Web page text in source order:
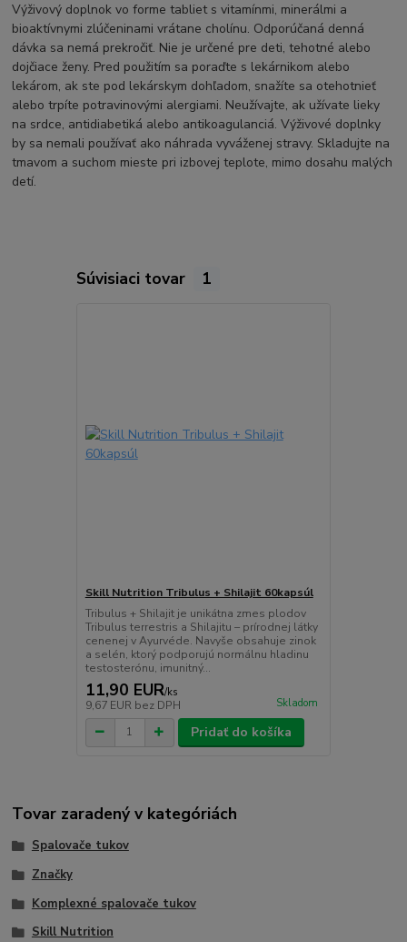
Výživový doplnok vo forme tabliet s vitamínmi, minerálmi a
bioaktívnymi zlúčeninami vrátane cholínu. Odporúčaná denná
dávka sa nemá prekročiť. Nie je určené pre deti, tehotné alebo
dojčiace ženy. Pred použitím sa poraďte s lekárnikom alebo
lekárom, ak ste pod lekárskym dohľadom, snažíte sa otehotnieť
alebo trpíte potravinovými alergiami. Neužívajte, ak užívate lieky
na srdce, antidiabetiká alebo antikoagulanciá. Výživové doplnky
by sa nemali používať ako náhrada vyváženej stravy. Skladujte na
tmavom a suchom mieste pri izbovej teplote, mimo dosahu malých
detí.
Súvisiaci tovar 1
Skill Nutrition Tribulus + Shilajit 60kapsúl
Tribulus + Shilajit je unikátna zmes plodov
Tribulus terrestris a Shilajitu – prírodnej látky
cenenej v Ayurvéde. Navyše obsahuje zinok
a selén, ktorý podporujú normálnu hladinu
testosterónu, imunitný...
11,90 EUR/ks
9,67 EUR bez DPH Skladom
Pridať do košíka
Tovar zaradený v kategóriách
Spalovače tukov
Značky
Komplexné spalovače tukov
Skill Nutrition